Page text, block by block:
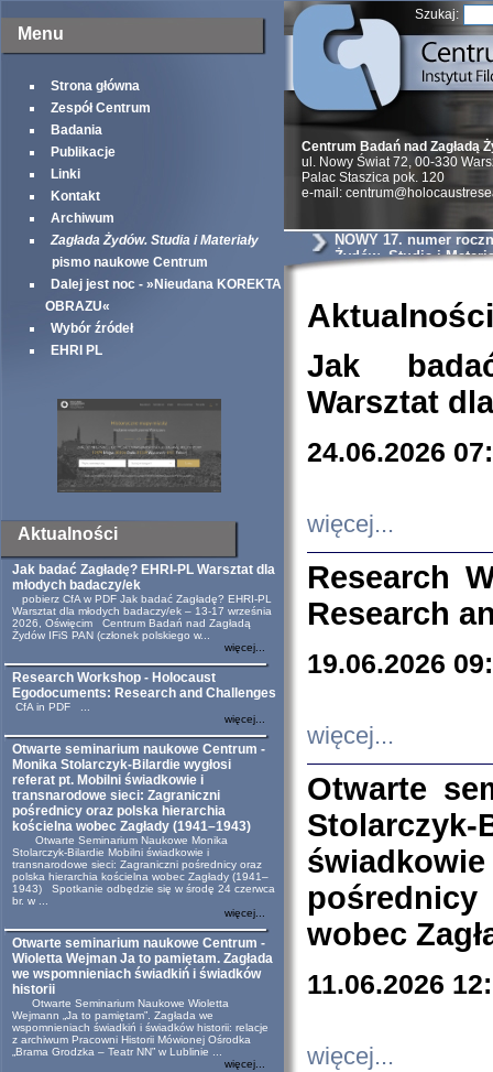
Menu
Strona główna
Zespół Centrum
Badania
Publikacje
Linki
Kontakt
Archiwum
Zagłada Żydów. Studia i Materiały
pismo naukowe Centrum
Dalej jest noc - »Nieudana KOREKTA
OBRAZU«
Wybór źródeł
EHRI PL
Aktualności
Jak badać Zagładę? EHRI-PL Warsztat dla
młodych badaczy/ek
pobierz CfA w PDF Jak badać Zagładę? EHRI-PL
Warsztat dla młodych badaczy/ek – 13-17 września
2026, Oświęcim Centrum Badań nad Zagładą
Żydów IFiS PAN (członek polskiego w...
więcej...
Research Workshop - Holocaust
Egodocuments: Research and Challenges
CfA in PDF ...
więcej...
Otwarte seminarium naukowe Centrum -
Monika Stolarczyk-Bilardie wygłosi
referat pt. Mobilni świadkowie i
transnarodowe sieci: Zagraniczni
pośrednicy oraz polska hierarchia
kościelna wobec Zagłady (1941–1943)
Otwarte Seminarium Naukowe Monika
Stolarczyk-Bilardie Mobilni świadkowie i
transnarodowe sieci: Zagraniczni pośrednicy oraz
polska hierarchia kościelna wobec Zagłady (1941–
1943) Spotkanie odbędzie się w środę 24 czerwca
br. w ...
więcej...
Otwarte seminarium naukowe Centrum -
Wioletta Wejman Ja to pamiętam. Zagłada
we wspomnieniach świadkiń i świadków
historii
Otwarte Seminarium Naukowe Wioletta
Wejmann „Ja to pamiętam”. Zagłada we
wspomnieniach świadkiń i świadków historii: relacje
z archiwum Pracowni Historii Mówionej Ośrodka
„Brama Grodzka – Teatr NN” w Lublinie ...
więcej...
Szukaj:
Centrum Badań nad Zagładą
ul. Nowy Świat 72, 00-330
Palac Staszica pok. 120
e-mail:
NOWY 17. numer
Żydów. Studia i
Aktualności
Jak
Warsztat
24.06.2026
więcej...
Research
Research
19.06.2026
więcej...
Otwarte
wobec
11.06.2026
więcej...